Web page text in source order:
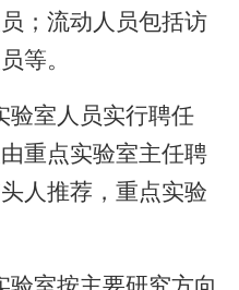
；流动人员包括访
等。
验室人员实行聘任
重点实验室主任聘
人推荐，重点实验